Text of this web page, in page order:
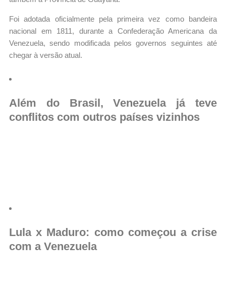
Foi adotada oficialmente pela primeira vez como bandeira
nacional em 1811, durante a Confederação Americana da
Venezuela, sendo modificada pelos governos seguintes até
chegar à versão atual.
Além do Brasil, Venezuela já teve
conflitos com outros países vizinhos
⁠Lula x Maduro: como começou a crise
com a Venezuela